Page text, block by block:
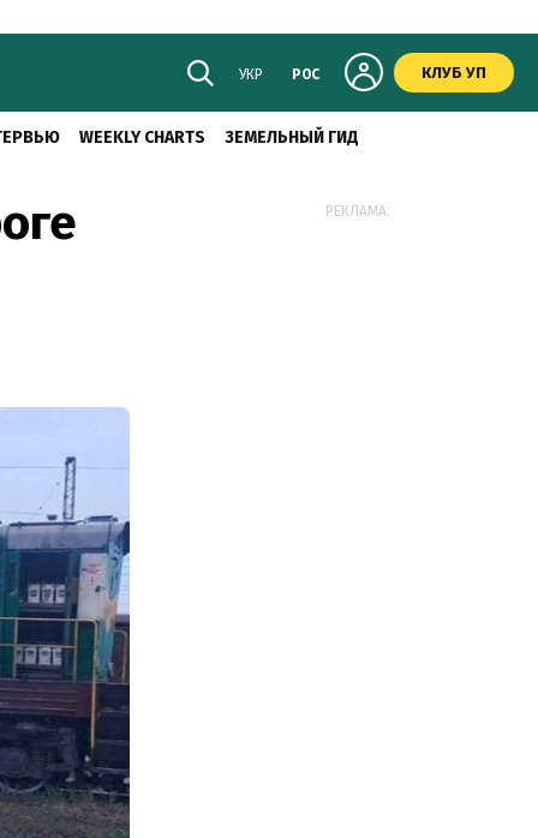
УКР РОС КЛУБ УП
WEEKLY CHARTS ЗЕМЕЛЬНЫЙ ГИД
РЕКЛАМА: